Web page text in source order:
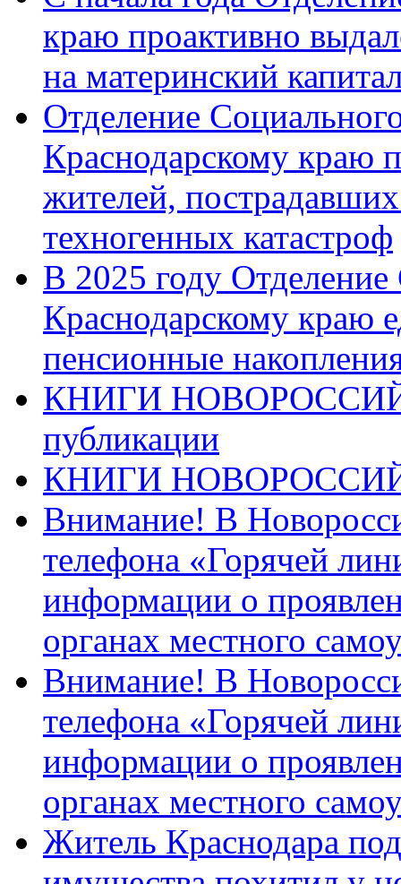
краю проактивно
на материнский
Отделение
Краснодарскому краю
жителей,
техногенных катастроф
В 2025 году
Краснодарскому краю
пенсионные
КНИГИ
публикации
КНИГИ
Внимание! В
телефона «Горячей
информации о
органах местного
Внимание! В
телефона «Горячей
информации о
органах местного
Житель Краснодара